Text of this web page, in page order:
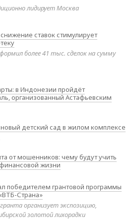
лидирует Москва
ставок стимулирует
более 41 тыс. сделок на сумму
в Индонезии пройдёт
организованный Астафьевским
детский сад в жилом комплексе
от мошенников: чему будут учить
жизни
победителем грантовой программы
Страна»
организует экспозицию,
золотой лихорадки